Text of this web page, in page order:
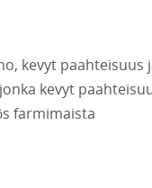
kevyt paahteisuus
kevyt
farmimaista